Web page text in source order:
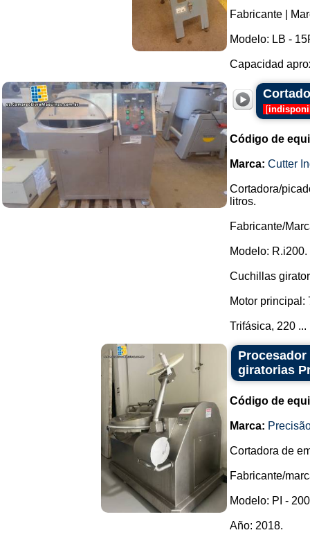
Fabricante |
Modelo: LB -
Capacidad
[
Código de
Marca: Cutter
Cortadora/
litros.
Fabricante/
Modelo: R.i200.
Cuchillas
Motor principal:
Trifásica, 220 ...
giratorias
Código de
Marca:
Cortadora de
Fabricante/
Modelo: PI -
Año: 2018.